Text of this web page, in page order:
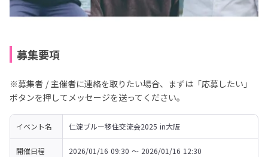
募集要項
※募集者 / 主催者に連絡を取りたい場合、まずは「応募したい」
ボタンを押してメッセージを送ってください。
イベント名 仁淀ブルー移住交流会2025 in大阪
開催日程 2026/01/16 09:30 〜 2026/01/16 12:30